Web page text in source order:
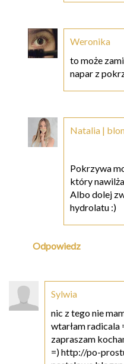
Weronika
to może
napar z
Natalia |
Pokrzywa
który
Albo dolej
hydrolatu :)
Odpowiedz
Sylwia
nic z tego nie
wtarłam radicala
zapraszam
=) http://po-